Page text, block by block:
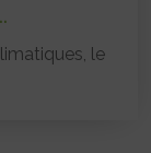
le